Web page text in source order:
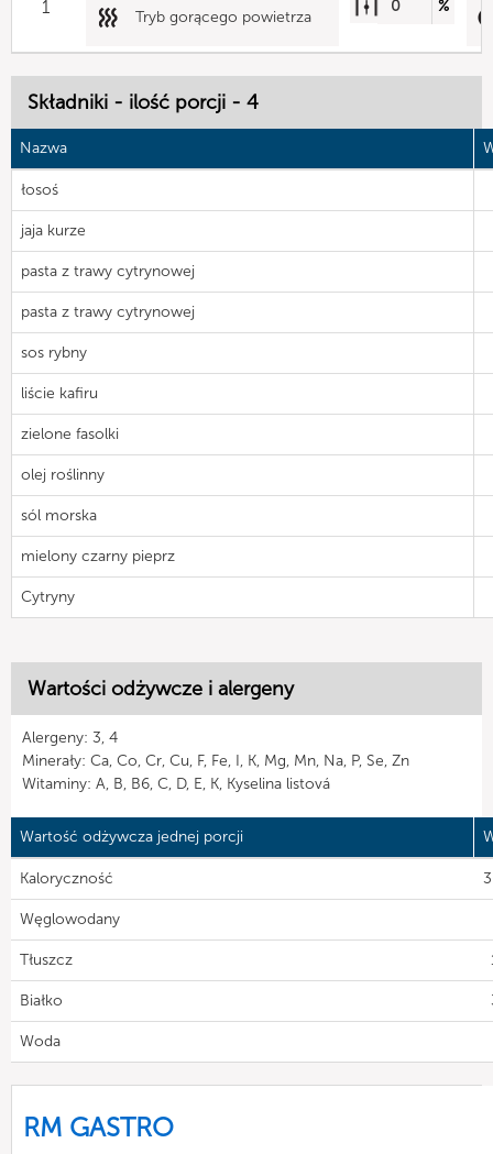
1 Tryb gorącego powietrza
0 %
Składniki - ilość porcji - 4
Nazwa
łosoś
jaja kurze
pasta z trawy cytrynowej
pasta z trawy cytrynowej
sos rybny
liście kafiru
zielone fasolki
olej roślinny
sól morska
mielony czarny pieprz
Cytryny
Wartości odżywcze i alergeny
Alergeny: 3, 4
Minerały: Ca, Co, Cr, Cu, F, Fe, I, K, Mg, Mn, Na, P, Se, Zn
Witaminy: A, B, B6, C, D, E, K, Kyselina listová
Wartość odżywcza jednej porcji
Kaloryczność
Węglowodany
Tłuszcz
Białko
Woda
RM GASTRO